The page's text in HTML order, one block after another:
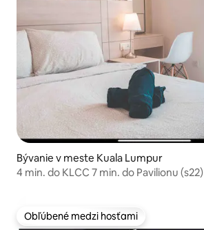
Bývanie v meste Kuala Lumpur
4 min. do KLCC 7 min. do Pavilionu (s22)
Obľúbené medzi hosťami
Obľúbené medzi hosťami